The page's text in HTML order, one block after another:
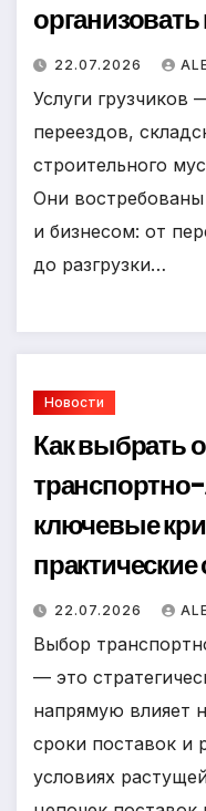
22.07.2026
Услуги грузчиков
переездов,
строительного
Они
и бизнесом: от
до разгрузки…
Новости
Как выбрать
транспортно-
ключевые
22.07.2026
Выбор
— это
напрямую влияет
сроки поставок и
условиях